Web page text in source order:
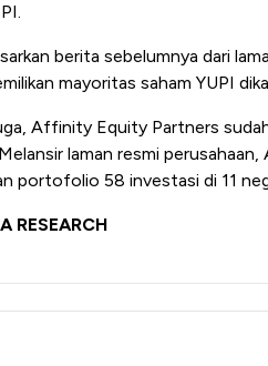
berita sebelumnya dari
mayoritas saham YUPI
Affinity Equity Partners
laman resmi
portofolio 58 investasi di 11
RESEARCH